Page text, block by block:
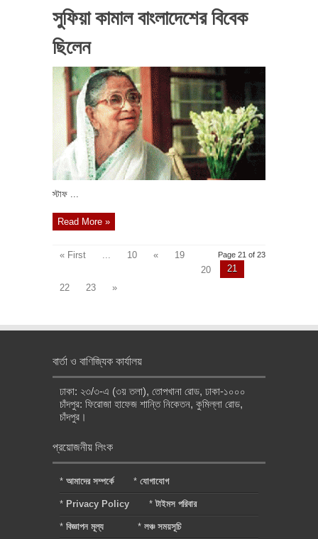
সুফিয়া কামাল বাংলাদেশের বিবেক
ছিলেন
স্টাফ ...
Read More »
Page 21 of 23
« First 10 «
19
20
21
22
23 »
বার্তা ও বাণিজ্যিক কার্যালয়
ঢাকা: ২৩/৩-এ (৩য় তলা), তোপখানা রোড, ঢাকা-১০০০
চাঁদপুর: ফিরোজা হাফেজ শান্তি নিকেতন, কুমিল্লা রোড,
চাঁদপুর।
প্রয়োজনীয় লিংক
* আমাদের সম্পর্কে * যোগাযোগ
* Privacy Policy *টাইমস পরিবার
* বিজ্ঞাপন মূল্য * লঞ্চ সময়সূচি